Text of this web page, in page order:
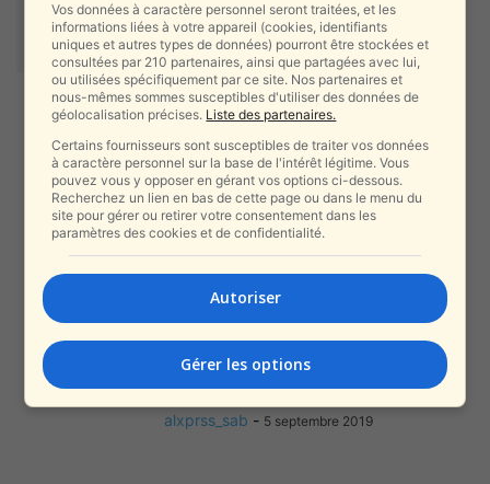
la bande de Gaza une zone...
alxprss_sab - 15 septembre 2019
Canada : Un ancien imam
candidat aux élections
disqualifié pour des...
alxprss_sab - 15 septembre 2019
La Judée-Samarie fait autant
estime la...
Le ministère de la Santé met en
garde les personnes se...
alxprss_sab - 5 septembre 2019
Vos données à caractère personnel seront traitées, et les
informations liées à votre appareil (cookies, identifiants
uniques et autres types de données) pourront être stockées et
consultées par 210 partenaires, ainsi que partagées avec lui,
ou utilisées spécifiquement par ce site. Nos partenaires et
nous-mêmes sommes susceptibles d'utiliser des données de
géolocalisation précises. Liste des partenaires.
Certains fournisseurs sont susceptibles de traiter vos données
à caractère personnel sur la base de l'intérêt légitime. Vous
pouvez vous y opposer en gérant vos options ci-dessous.
Recherchez un lien en bas de cette page ou dans le menu du
site pour gérer ou retirer votre consentement dans les
paramètres des cookies et de confidentialité.
Autoriser
Gérer les options